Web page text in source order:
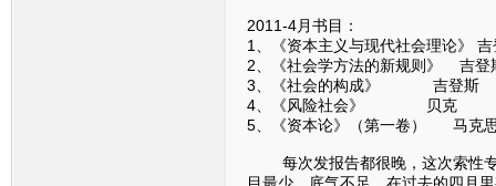
2011-4月书目：
1、《资本主义与现代社会理论》 吉
2、《社会学方法的新规则》 吉登
3、《社会的构成》 吉登斯
4、《风险社会》 贝克
5、《资本论》（第一卷） 马克
每次发报告都很晚，这次索性专